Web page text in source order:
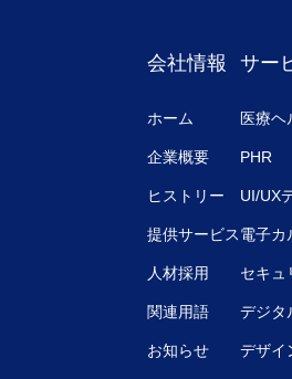
会社情報
ホーム
企業概要
ヒストリー
提供サービス
人材採用
関連用語
お知らせ
サー
医療ヘ
PHR
UI/UX
電子カ
セキュ
デジタ
デザイ